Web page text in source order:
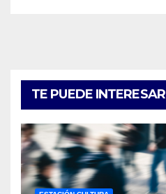
TE PUEDE INTERESAR